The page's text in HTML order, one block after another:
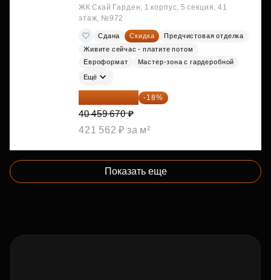
ЖК Скай Гарден, 1 корпус, 5 секция, 41
этаж, №972
Сдана Скидка
Предчистовая отделка
Живите сейчас - платите потом
Евроформат
Мастер-зона с гардеробной
Ещё
33 176 929 ₽ -18%
40 459 670 ₽
421 562 ₽ за м²
Показать еще